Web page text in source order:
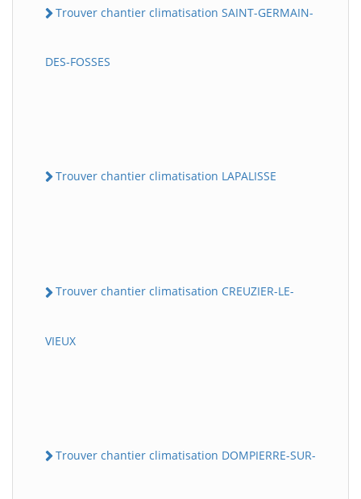
Trouver chantier climatisation SAINT-GERMAIN-
DES-FOSSES
Trouver chantier climatisation LAPALISSE
Trouver chantier climatisation CREUZIER-LE-
VIEUX
Trouver chantier climatisation DOMPIERRE-SUR-